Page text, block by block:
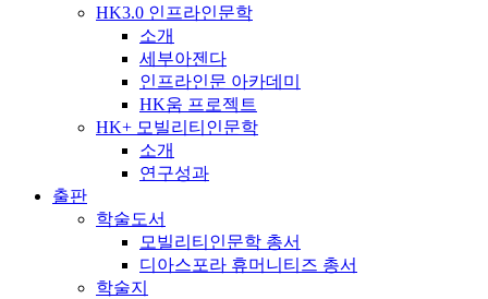
HK3.0 인프라인문학
소개
세부아젠다
인프라인문 아카데미
HK움 프로젝트
HK+ 모빌리티인문학
소개
연구성과
출판
학술도서
모빌리티인문학 총서
디아스포라 휴머니티즈 총서
학술지